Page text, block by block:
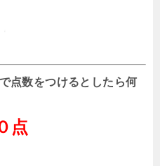
点数をつけるとしたら何
点